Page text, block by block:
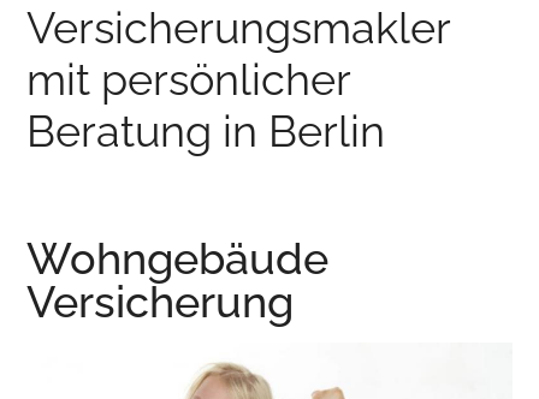
Versicherungsmakler
mit persönlicher
Beratung in Berlin
Wohngebäude
Versicherung